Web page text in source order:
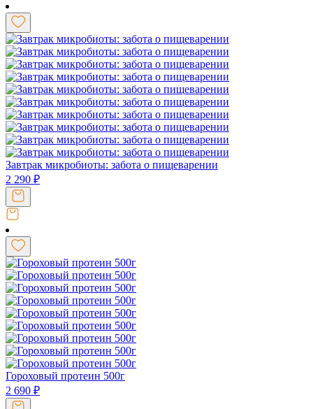
Завтрак микробиоты: забота о пищеварении
2 290 ₽
Гороховый протеин 500г
2 690 ₽